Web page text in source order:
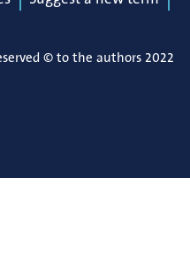
© to the authors 2022